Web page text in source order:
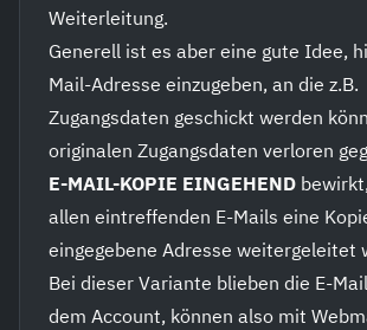
Weiterleitung.
Generell ist es aber eine gute Idee,
Mail-Adresse einzugeben, an die z.B.
Zugangsdaten geschickt werden
originalen Zugangsdaten verloren
E-MAIL-KOPIE EINGEHEND
allen eintreffenden E-Mails eine
eingegebene Adresse weitergeleitet
Bei dieser Variante blieben die E-
dem Account, können also mit